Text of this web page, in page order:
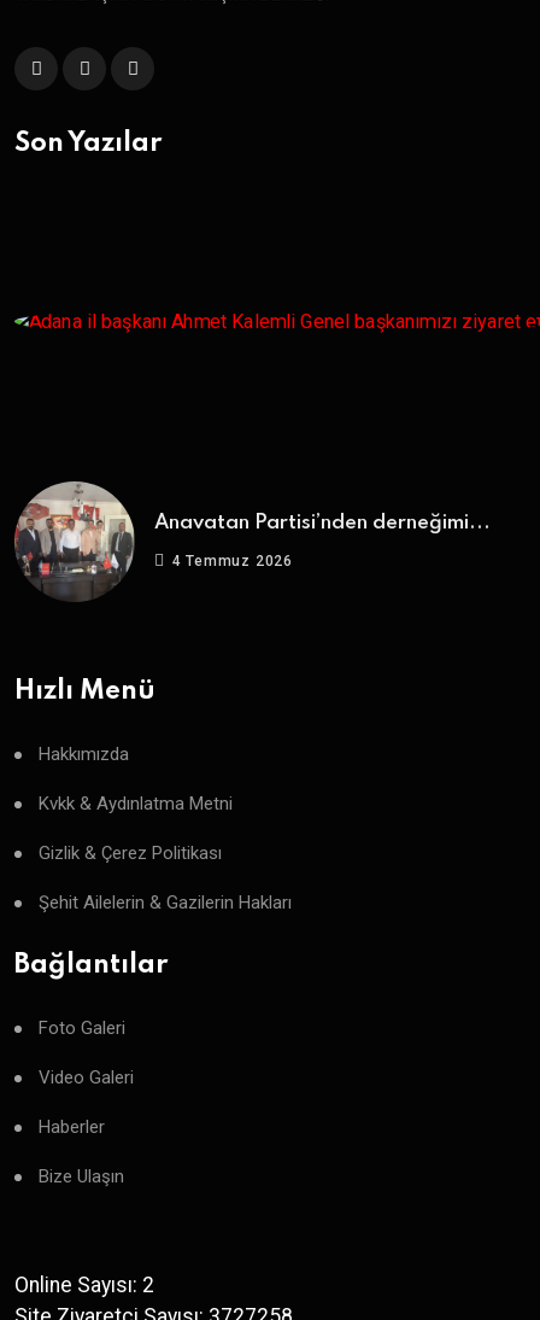
Son Yazılar
Anavatan Partisi’nden derneğimi...
4 Temmuz 2026
Hızlı Menü
Hakkımızda
Kvkk & Aydınlatma Metni
Gizlik & Çerez Politikası
Şehit Ailelerin & Gazilerin Hakları
Bağlantılar
Foto Galeri
Video Galeri
Haberler
Bize Ulaşın
Online Sayısı: 2